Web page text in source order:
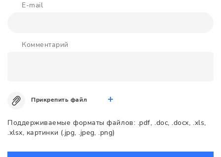
E-mail
Комментарий
Прикрепить файл
Поддерживаемые форматы файлов: .pdf, .doc, .docx, .xls,
.xlsx, картинки (.jpg, .jpeg, .png)